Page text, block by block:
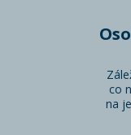
co
na